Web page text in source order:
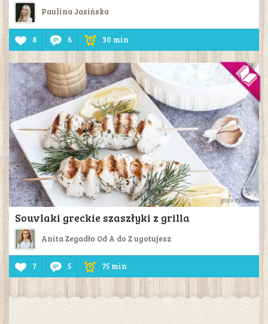
Paulina Jasińska
8 6 30 min
Souvlaki greckie szaszłyki z grilla
Anita Zegadło Od A do Z ugotujesz
7 5 75 min